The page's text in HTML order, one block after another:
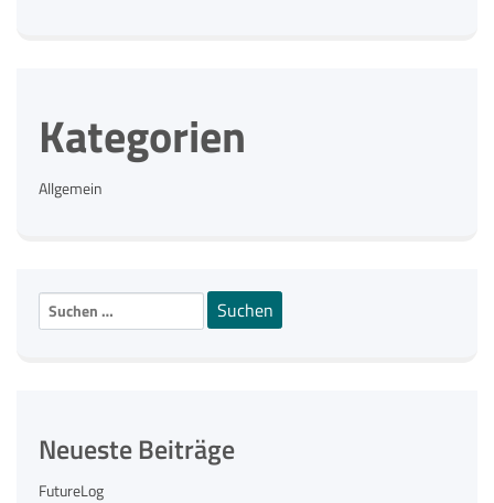
Kategorien
Allgemein
Suchen
nach:
Neueste Beiträge
FutureLog